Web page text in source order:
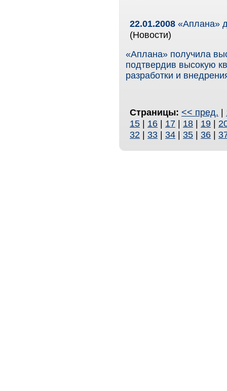
22.01.2008 «Аплана»
(Новости)
«Аплана» получила
подтвердив высокую
разработки и
Страницы: << пред. |
15 | 16 | 17 | 18 | 19 |
32 | 33 | 34 | 35 | 36 |